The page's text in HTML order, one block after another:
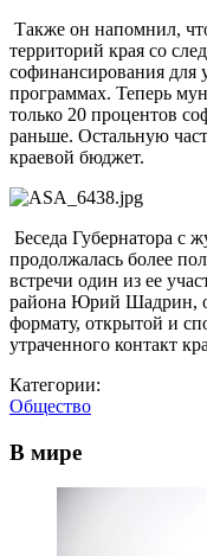
Также он напомнил,
территорий края со
софинансирования для
программах. Теперь
только 20 процентов
раньше. Остальную
краевой бюджет.
Беседа Губернатора
продолжалась более
встречи один из ее
района Юрий Шадрин,
формату, открытой и
утраченного контакт
Категории:
Общество
В мире